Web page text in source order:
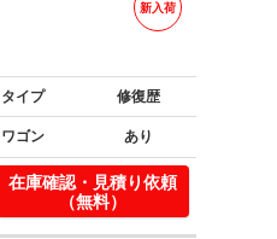
新入荷
タイプ 修復歴
ワゴン あり
在庫確認・見積り依頼
（無料）